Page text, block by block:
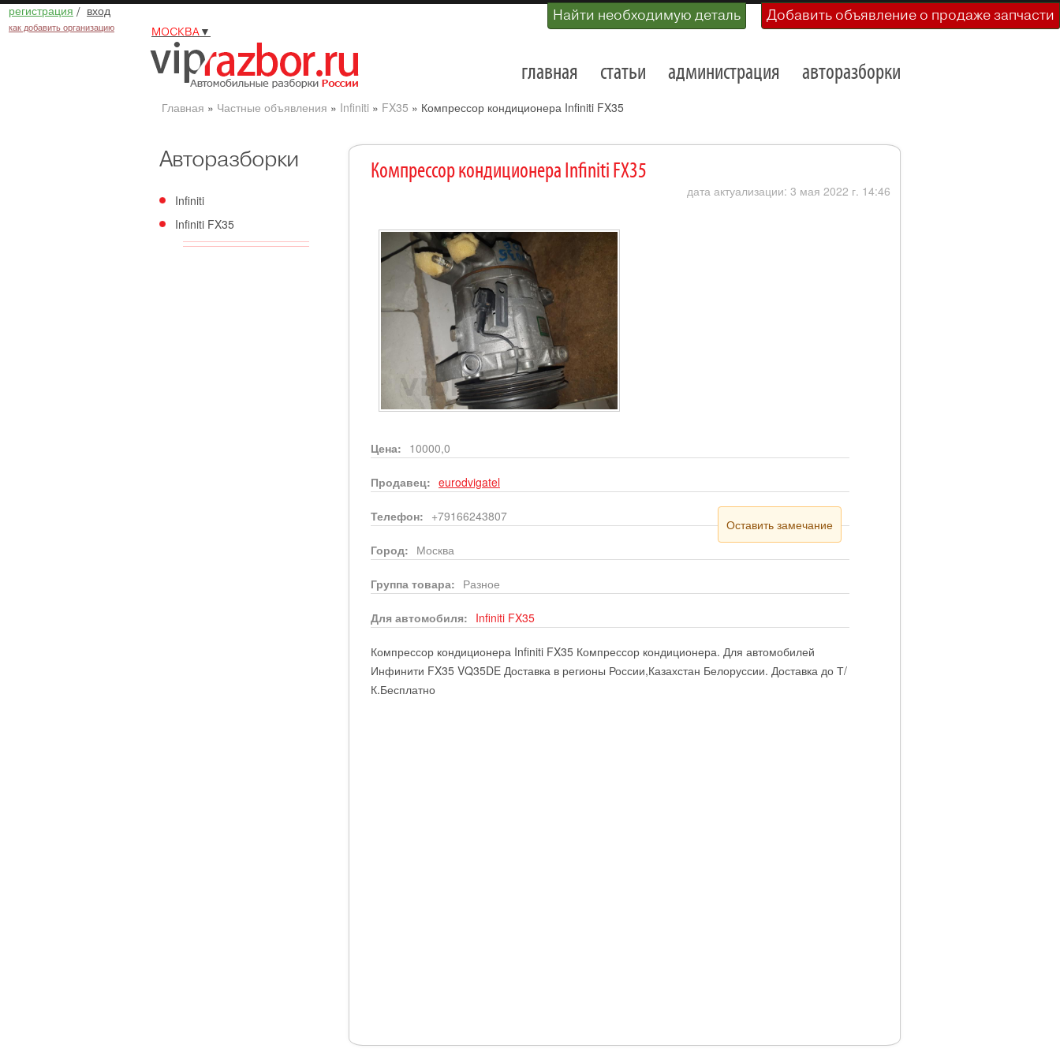
регистрация / вход
как добавить организацию
Найти необходимую деталь Добавить объявление о продаже запчасти
МОСКВА▼
главная статьи администрация авторазборки
Главная » Частные объявления » Infiniti» FX35 » Компрессор кондиционера Infiniti FX35
Авторазборки
Infiniti
Infiniti FX35
Компрессор кондиционера Infiniti FX35
дата актуализации: 3 мая 2022 г. 14:46
Цена: 10000,0
Продавец: eurodvigatel
Телефон: +79166243807
Оставить замечание
Город: Москва
Группа товара: Разное
Для автомобиля: Infiniti FX35
Компрессор кондиционера Infiniti FX35 Компрессор кондиционера. Для автомобилей
Инфинити FX35 VQ35DE Доставка в регионы России,Казахстан Белоруссии. Доставка до Т/
К.Бесплатно